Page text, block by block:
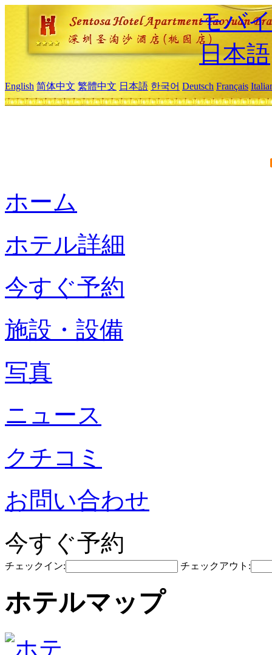
モバ
日本語
English 简体中文 繁體中文 日本語 한국어 Deutsch Français
ホーム
ホテル詳細
今すぐ予約
施設・設備
写真
ニュース
クチコミ
お問い合わせ
今すぐ予約
チェックイン: チェックアウト:
ホテルマップ